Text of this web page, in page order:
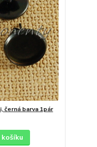
černá barva 1pár